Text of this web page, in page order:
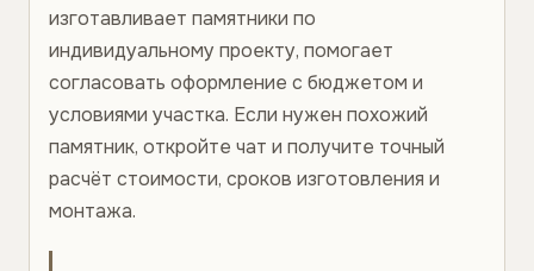
изготавливает памятники по
индивидуальному проекту, помогает
согласовать оформление с бюджетом и
условиями участка. Если нужен похожий
памятник, откройте чат и получите точный
расчёт стоимости, сроков изготовления и
монтажа.